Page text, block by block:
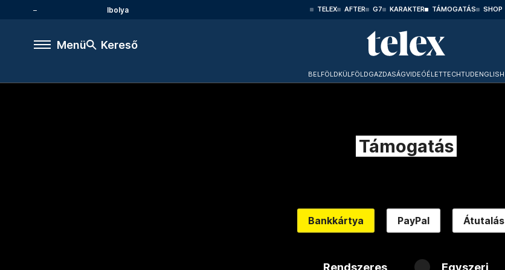
Ibolya TELEX AFTER G7 KARAKTER TÁMOGATÁS SHOP
Menü Kereső
BELFÖLDKÜLFÖLDGAZDASÁGVIDEÓÉLETTECHTUDENGLISH
Támogatás
Bankkártya PayPal Átutalás
Rendszeres Egyszeri